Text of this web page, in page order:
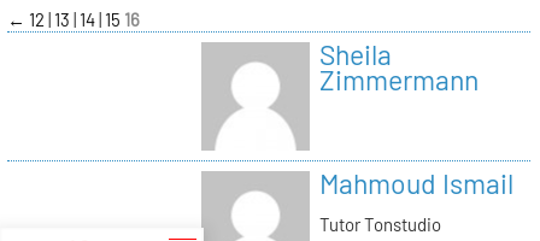
zum
Inhalt
← 12 13 14 15 16
Sheila
Zimmermann
Mahmoud Ismail
Tutor Tonstudio